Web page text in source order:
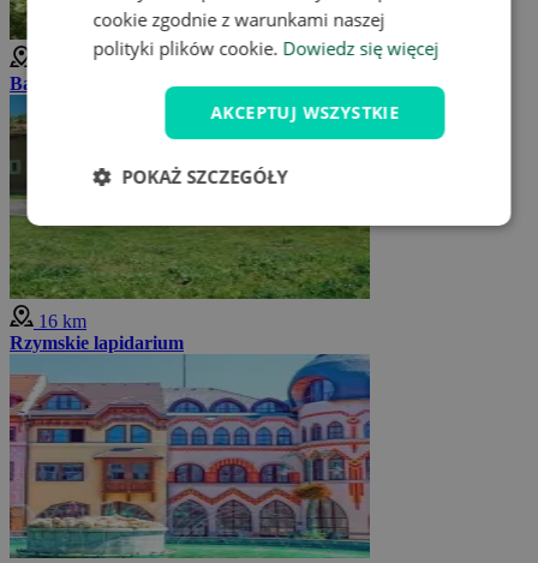
Barokowa Kalwaria
16 km
Rzymskie lapidarium
cookie zgodnie z warunkami naszej
polityki plików cookie. Dowiedz się więcej
AKCEPTUJ WSZYSTKIE
POKAŻ SZCZEGÓŁY